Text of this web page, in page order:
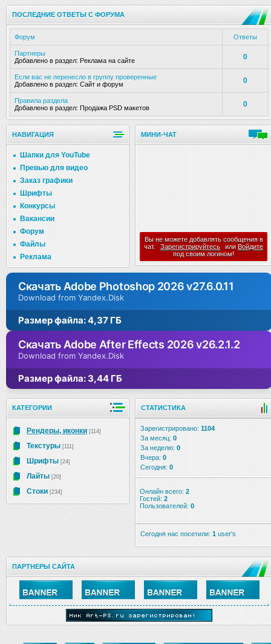
ПОСЛЕДНИЕ ОТВЕТЫ С ФОРУМА
Форум Ответы
Партнеры
Добавлено в раздел: Реклама на сайте 0
Если вас не перенесло в группу проверенные
Добавлено в раздел: Сайт и форум 0
Правила раздела
Добавлено в раздел: Продажа PSD макетов 0
НАВИГАЦИЯ
Шапки для YouTube
Превью для видео
Заказ графики
Шрифты
Конкурсы
Вакансии
Форум
Файлы
Реклама
МИНИ-ЧАТ
Вы не можете добавлять сообщения в
чат.
Зарегистрируйтесь или Войдите
под своим логином!
Скачать Adobe Photoshop 2026 v27.6.0.11
Download from Yandex.Disk
Размер файла: 4,37 ГБ
Скачать Adobe After Effects 2026 v26.2.1.2
Download from Yandex.Disk
Размер файла: 3,44 ГБ
КАТЕГОРИИ
Рендеры, иконки [114]
Текстуры [111]
Шрифты [24]
Лайты [20]
Стоки [234]
СТАТИСТИКА
Зарегистрировано: 1104
За месяц: 0
За неделю: 0
Вчера: 0
Сегодня: 0
Онлайн всего: 2
Гостей: 2
Пользователей: 0
Сегодня нас посетили: 1 user's
ПАРТНЕРЫ САЙТА